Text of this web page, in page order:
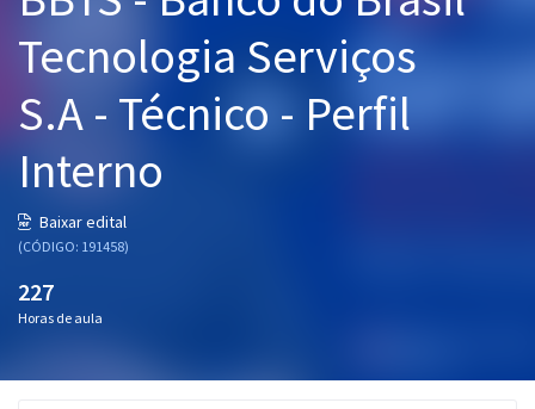
Graduação
OAB
Mentorias
Questões grátis
Conteúdo gratuito
Tecnologia Serviços
S.A - Técnico - Perfil
Interno
Baixar edital
(CÓDIGO: 191458)
227
Horas de aula